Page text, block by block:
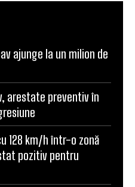
ajunge la un milion de
arestate preventiv în
128 km/h într-o zonă
pozitiv pentru